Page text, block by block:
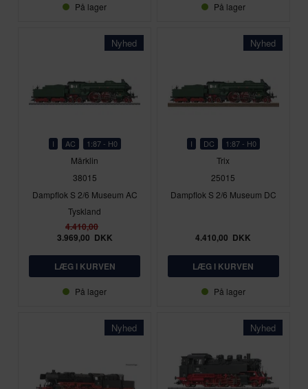
På lager På lager
Nyhed
I AC 1:87 - H0
Märklin
38015
Dampflok S 2/6 Museum AC
Tyskland
4.410,00
3.969,00 DKK
På lager
Nyhed
I DC 1:87 - H0
Trix
25015
Dampflok S 2/6 Museum DC
4.410,00 DKK
På lager
Nyhed Nyhed